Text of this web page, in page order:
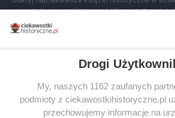
powstała we współpracy z Lubimyczytac.pl,
miłośników literatury w Polsce – dzięki temu
tytułów najwyżej ocenianych przez
SERWIS
Drogi
My, naszych 1162 zaufanych
podmioty z ciekawostkihistoryczne.pl
przechowujemy informacje na